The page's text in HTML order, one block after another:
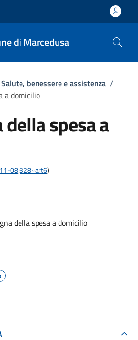
di Marcedusa
Salute, benessere e assistenza /
a domicilio
della spesa a
08;328~art6)
della spesa a domicilio